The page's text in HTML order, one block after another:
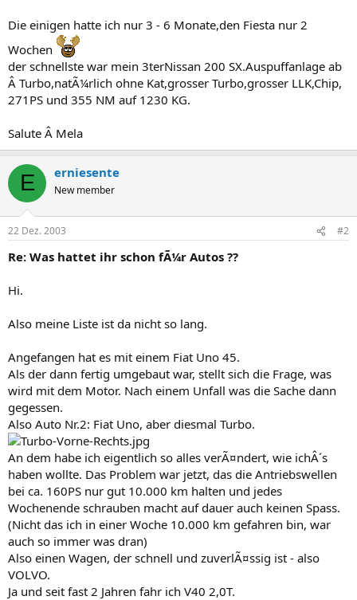
Die einigen hatte ich nur 3 - 6 Monate,den Fiesta nur 2
Wochen
der schnellste war mein 3terNissan 200 SX.Auspuffanlage ab
Â Turbo,natÃ¼rlich ohne Kat,grosser Turbo,grosser LLK,Chip,
271PS und 355 NM auf 1230 KG.
Salute Â Mela
E erniesente
New member
22 Dez. 2003 #2
Re: Was hattet ihr schon fÃ¼r Autos ??
Hi.
Also meine Liste ist da nicht so lang.
Angefangen hat es mit einem Fiat Uno 45.
Als der dann fertig umgebaut war, stellt sich die Frage, was
wird mit dem Motor. Nach einem Unfall was die Sache dann
gegessen.
Also Auto Nr.2: Fiat Uno, aber diesmal Turbo.
An dem habe ich eigentlich so alles verÃ¤ndert, wie ichÂ´s
haben wollte. Das Problem war jetzt, das die Antriebswellen
bei ca. 160PS nur gut 10.000 km halten und jedes
Wochenende schrauben macht auf dauer auch keinen Spass.
(Nicht das ich in einer Woche 10.000 km gefahren bin, war
auch so immer was dran)
Also einen Wagen, der schnell und zuverlÃ¤ssig ist - also
VOLVO.
Ja und seit fast 2 Jahren fahr ich V40 2,0T.